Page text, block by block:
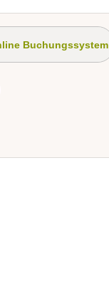
Buchungssystem